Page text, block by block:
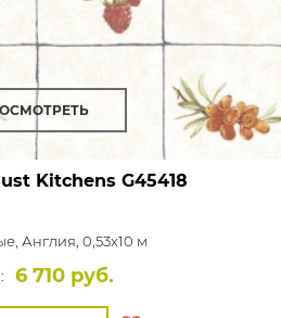
Kitchens G45418
Англия, 0,53x10 м
6 710 руб.